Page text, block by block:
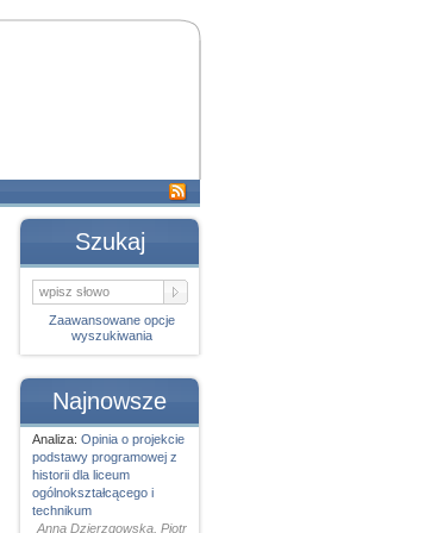
Szukaj
Zaawansowane opcje
wyszukiwania
Najnowsze
Analiza: Opinia o projekcie
podstawy programowej z
historii dla liceum
ogólnokształcącego i
technikum
Anna Dzierzgowska, Piotr